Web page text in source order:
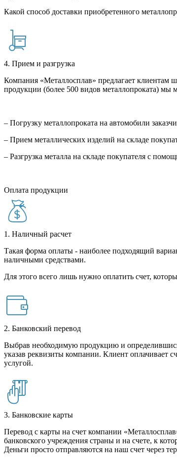
Какой способ доставки приобретенного
4. Прием и разгрузка
Компания «Металлосплав» предлагает клиентам
продукции (более 500 видов металлопроката) мы
– Погрузку металлопроката на автомобили
– Прием металлических изделий на складе
– Разгрузка металла на складе покупателя с
Оплата продукции
1. Наличный расчет
Такая форма оплаты - наиболее подходящий
наличными средствами.
Для этого всего лишь нужно оплатить счет,
2. Банковский перевод
Выбрав необходимую продукцию и определившись
указав реквизиты компании. Клиент оплачивает
услугой.
3. Банковские карты
Перевод с карты на счет компании
банковского учреждения страны и на счете, к
Деньги просто отправляются на наш счет через